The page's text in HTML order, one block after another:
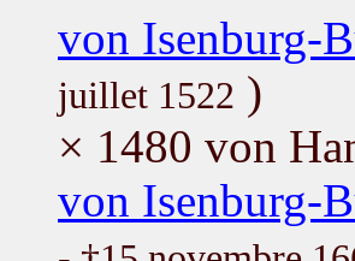
von Isenburg-
juillet 1522 )
× 1480 von
von Isenburg-